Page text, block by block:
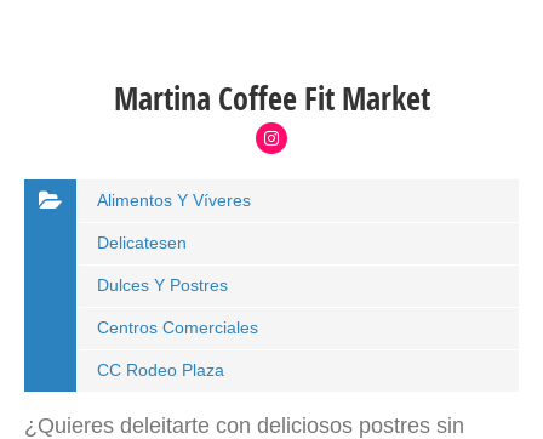
Martina Coffee Fit Market
Alimentos Y Víveres
Delicatesen
Dulces Y Postres
Centros Comerciales
CC Rodeo Plaza
¿Quieres deleitarte con deliciosos postres sin